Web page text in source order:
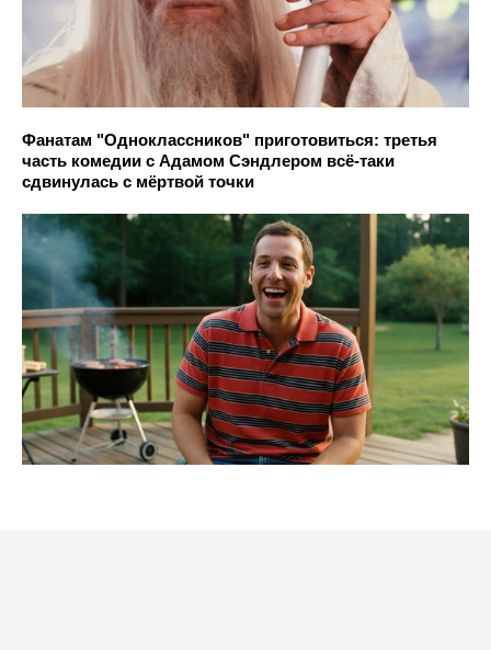
Фанатам "Одноклассников" приготовиться: третья
часть комедии с Адамом Сэндлером всё-таки
сдвинулась с мёртвой точки